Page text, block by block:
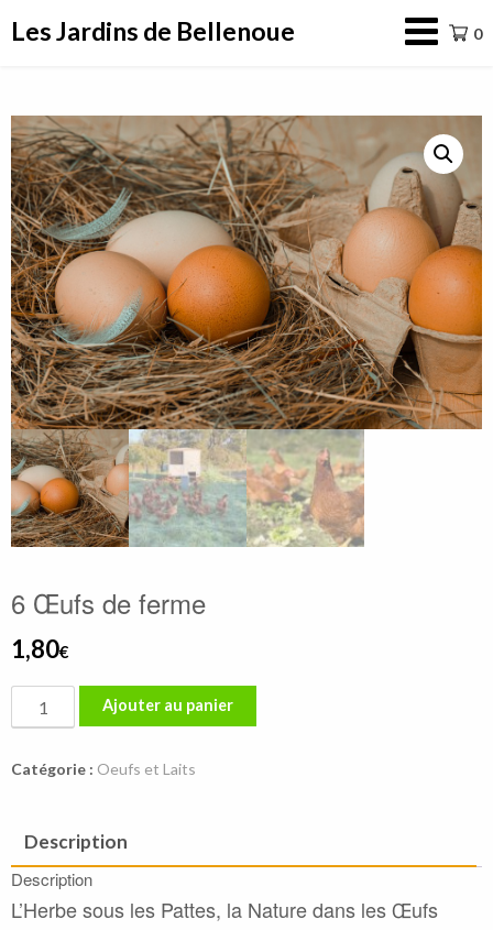
auLes Jardins de Bellenoue 0
6 Œufs de ferme
1,80€
quantité
de
Œufs
ferme
Ajouter au panier
Catégorie : Oeufs et Laits
Description
Description
L’Herbe sous les Pattes, la Nature dans les Œufs